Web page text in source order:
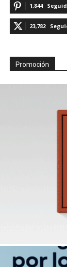
1,844
23,782
Promoción